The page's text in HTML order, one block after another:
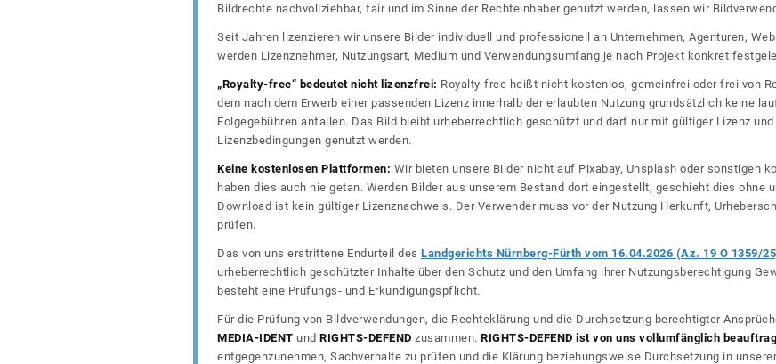
Bildrechte nachvollziehbar, fair und im Sinne der Rechteinhaber genutzt werden, lassen wir
Seit Jahren lizenzieren wir unsere Bilder individuell und professionell an Unternehmen, Agenturen,
werden Lizenznehmer, Nutzungsart, Medium und Verwendungsumfang je nach Projekt konkret
„Royalty-free“ bedeutet nicht lizenzfrei: Royalty-free heißt nicht kostenlos, gemeinfrei oder frei von
dem nach dem Erwerb einer passenden Lizenz innerhalb der erlaubten Nutzung grundsätzlich keine
Folgegebühren anfallen. Das Bild bleibt urheberrechtlich geschützt und darf nur mit gültiger Lizenz
Lizenzbedingungen genutzt werden.
Keine kostenlosen Plattformen: Wir bieten unsere Bilder nicht auf Pixabay, Unsplash oder sonstigen
haben dies auch nie getan. Werden Bilder aus unserem Bestand dort eingestellt, geschieht dies ohne
Download ist kein gültiger Lizenznachweis. Der Verwender muss vor der Nutzung Herkunft,
prüfen.
Das von uns erstrittene Endurteil des Landgerichts Nürnberg-Fürth vom 16.04.2026 (Az. 19 O 1359/
urheberrechtlich geschützter Inhalte über den Schutz und den Umfang ihrer Nutzungsberechtigung
besteht eine Prüfungs- und Erkundigungspflicht.
Für die Prüfung von Bildverwendungen, die Rechteklärung und die Durchsetzung berechtigter
MEDIA-IDENT und RIGHTS-DEFEND zusammen. RIGHTS-DEFEND ist von uns vollumfänglich
entgegenzunehmen, Sachverhalte zu prüfen und die Klärung beziehungsweise Durchsetzung in